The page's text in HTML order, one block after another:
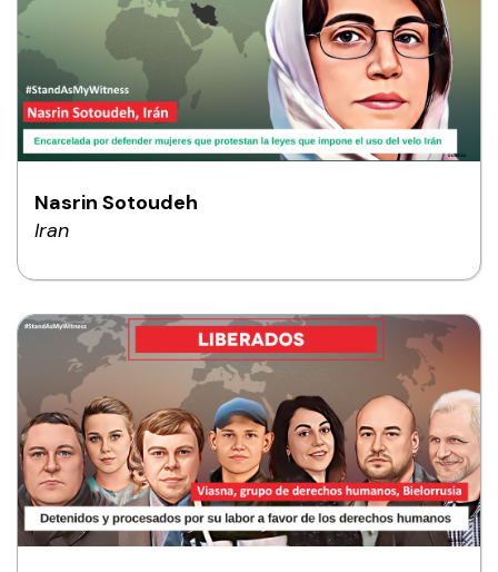
Nasrin Sotoudeh
Iran